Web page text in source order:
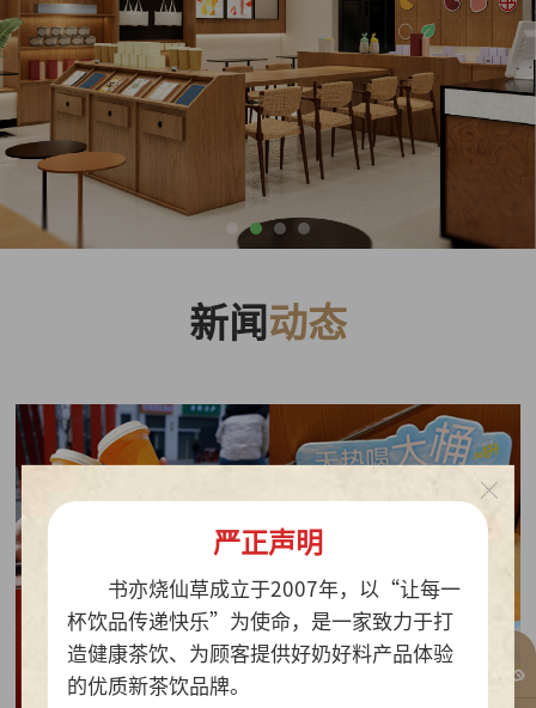
新闻 动态
严正声明
书亦烧仙草成立于2007年，以“让每一
杯饮品传递快乐”为使命，是一家致力于打
造健康茶饮、为顾客提供好奶好料产品体验
的优质新茶饮品牌。